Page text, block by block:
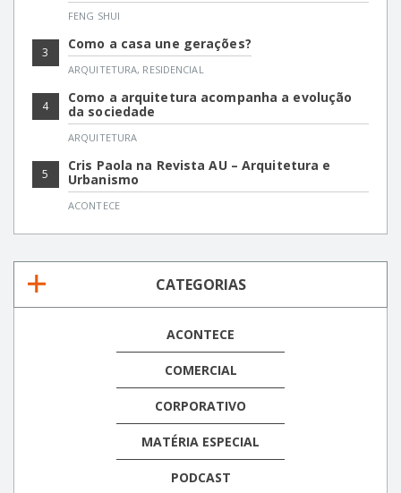
FENG SHUI
3 Como a casa une gerações?
ARQUITETURA, RESIDENCIAL
4
Como a arquitetura acompanha a evolução
da sociedade
ARQUITETURA
5
Cris Paola na Revista AU – Arquitetura e
Urbanismo
ACONTECE
CATEGORIAS
ACONTECE
COMERCIAL
CORPORATIVO
MATÉRIA ESPECIAL
PODCAST